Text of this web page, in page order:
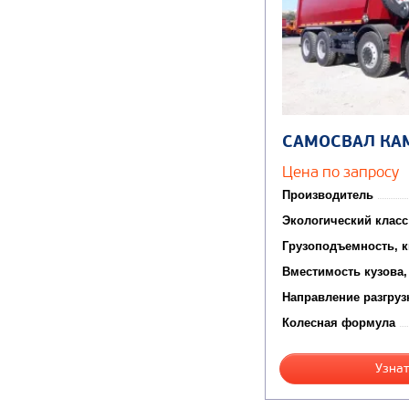
САМОСВАЛ
Цена по запросу
Производитель
Экологический класс
Грузоподъемность,
Вместимость
Направление
Колесная формула